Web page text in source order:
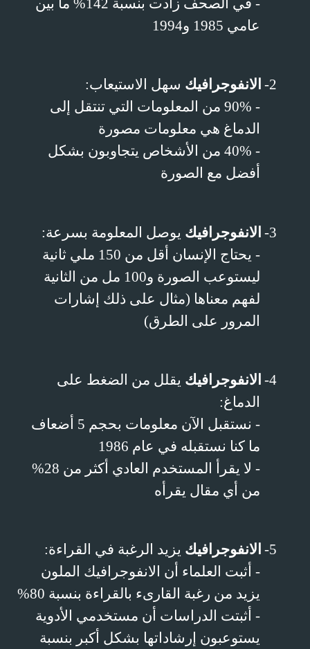
- في الصحف زادت بنسبة 142% ما بين
عامي 1985 و1994
2- الانفوجرافيكسهل الاستيعاب:
- 90% من المعلومات التي تنتقل إلى
الدماغ هي معلومات مصورة
- 40% من الأشخاص يتجاوبون بشكل
أفضل مع الصورة
3- الانفوجرافيكيوصل المعلومة بسرعة:
- يحتاج الإنسان أقل من 150 ملي ثانية
ليستوعب الصورة و100 مل من الثانية
لفهم معناها (مثال على ذلك إشارات
المرور على الطرق)
4- الانفوجرافيكيقلل من الضغط على
الدماغ:
- نستقبل الآن معلومات بحجم 5 أضعاف
ما كنا نستقبله في عام 1986
- لا يقرأ المستخدم العادي أكثر من 28%
من أي مقال يقرأه
5- الانفوجرافيكيزيد الرغبة في القراءة:
- أثبت العلماء أن الانفوجرافيك الملون
يزيد من رغبة القارىء بالقراءة بنسبة 80%
- أثبتت الدراسات أن مستخدمي الأدوية
يستوعبون إرشاداتها بشكل أكبر بنسبة